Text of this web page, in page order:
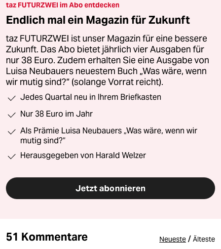
taz FUTURZWEI im Abo entdecken
Endlich mal ein Magazin für Zukunft
taz FUTURZWEI ist unser Magazin für eine bessere
Zukunft. Das Abo bietet jährlich vier Ausgaben für
nur 38 Euro. Zudem erhalten Sie eine Ausgabe von
Luisa Neubauers neuestem Buch „Was wäre, wenn
wir mutig sind?“ (solange Vorrat reicht).
Jedes Quartal neu in Ihrem Briefkasten
Nur 38 Euro im Jahr
Als Prämie Luisa Neubauers „Was wäre, wenn wir
mutig sind?“
Herausgegeben von Harald Welzer
Jetzt abonnieren
51 Kommentare Neueste / Älteste